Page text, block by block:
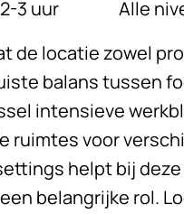
2-3 uur Alle
de locatie zowel
balans tussen
intensieve
ruimtes voor
helpt bij
belangrijke rol.